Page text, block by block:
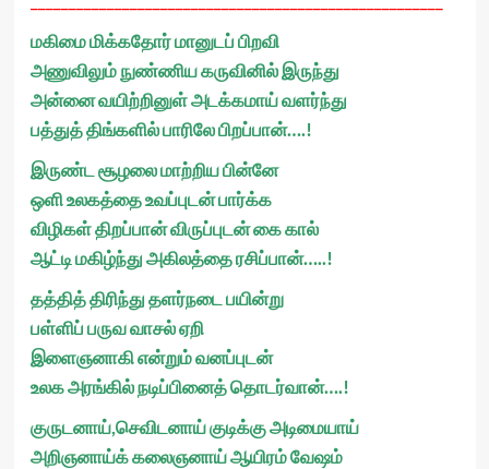
மகிமை மிக்கதோர் மானுடப் பிறவி
அணுவிலும் நுண்ணிய கருவினில் இருந்து
அன்னை வயிற்றினுள் அடக்கமாய் வளர்ந்து
பத்துத் திங்களில் பாரிலே பிறப்பான்….!
இருண்ட சூழலை மாற்றிய பின்னே
ஒளி உலகத்தை உவப்புடன் பார்க்க
விழிகள் திறப்பான் விருப்புடன் கை கால்
ஆட்டி மகிழ்ந்து அகிலத்தை ரசிப்பான்…..!
தத்தித் திரிந்து தளர்நடை பயின்று
பள்ளிப் பருவ வாசல் ஏறி
இளைஞனாகி என்றும் வனப்புடன்
உலக அரங்கில் நடிப்பினைத் தொடர்வான்….!
குருடனாய்,செவிடனாய் குடிக்கு அடிமையாய்
அறிஞனாய்க் கலைஞனாய் ஆயிரம் வேஷம்